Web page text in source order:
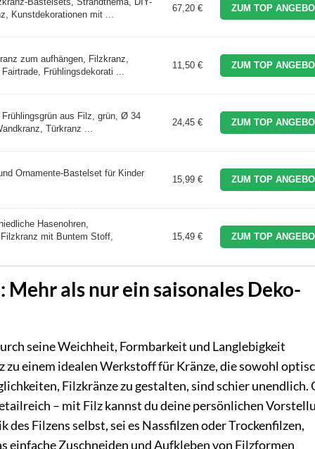
Kunstdekorationen mit ...
67,20 € ZUM TOP
zum aufhängen, Filzkranz,
Frühlingsdekorati ...
11,50 € ZUM TOP
aus Filz, grün, Ø 34
Türkranz ...
24,45 € ZUM TOP
Ornamente-Bastelset für Kinder
15,99 € ZUM TOP
Hasenohren,
mit Buntem Stoff,
15,49 € ZUM TOP
als nur ein saisonales Deko-
seine Weichheit, Formbarkeit und Langlebigkeit
zu einem idealen Werkstoff für Kränze, die sowohl
Filzkränze zu gestalten, sind schier unendlich.
– mit Filz kannst du deine persönlichen
Filzens selbst, sei es Nassfilzen oder Trockenfilzen,
einfache Zuschneiden und Aufkleben von Filzformen